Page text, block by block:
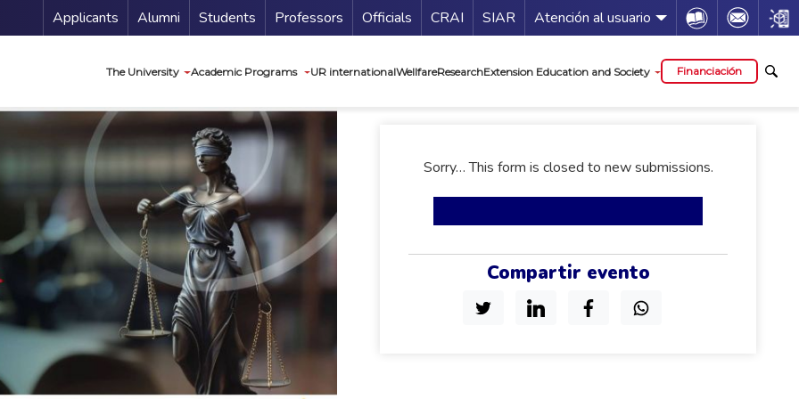
Menu Secundario
Applicants Alumni Students Professors Officials Guía de servicios
CRAI SIAR Atención al usuario Icon Icon Icon
The University Academic Programs UR internationalWellfareResearchExtension Education and Society Financiación
status
Sorry… This form is closed to new submissions.
Compartir evento